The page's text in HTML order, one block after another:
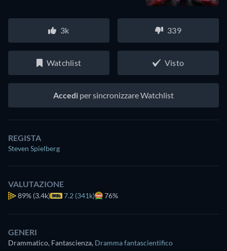
3k 339
Watchlist Visto
Accedi per sincronizzare Watchlist
REGISTA
Steven Spielberg
VALUTAZIONE
89% (3.4k) 7.2 (341k) 76%
GENERI
Drammatico, Fantascienza, Dramma fantascientifico